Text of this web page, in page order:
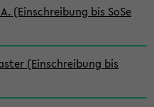
(Einschreibung bis SoSe
(Einschreibung bis